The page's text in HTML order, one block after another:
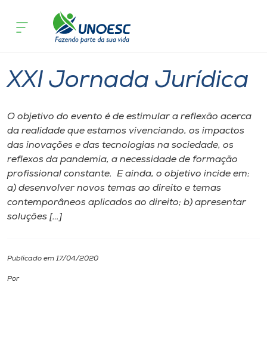
Cursos
Atendimento ao Estudante
Portal de Ensino
A
Unoesc
Internacionalização
XXI Jornada Jurídica
O objetivo do evento é de estimular a reflexão acerca
da realidade que estamos vivenciando, os impactos
das inovações e das tecnologias na sociedade, os
reflexos da pandemia, a necessidade de formação
profissional constante. E ainda, o objetivo incide em:
a) desenvolver novos temas ao direito e temas
contemporâneos aplicados ao direito; b) apresentar
soluções […]
Publicado em 17/04/2020
Por